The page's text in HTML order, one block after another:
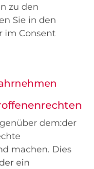
zu den
Sie in den
im Consent
dem:der
machen. Dies
ein